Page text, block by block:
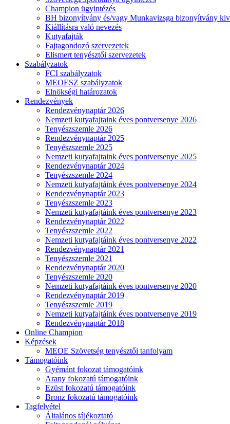
Champion ügyintézés
BH bizonyítvány és/vagy Munkavizsga bizonyítvány
Kiállításra való nevezés
Kutyafajták
Fajtagondozó szervezetek
Elismert tenyésztői szervezetek
Szabályzatok
FCI szabályzatok
MEOESZ szabályzatok
Elnökségi határozatok
Rendezvények
Rendezvénynaptár 2026
Nemzeti kutyafajtaink éves pontversenye 2026
Tenyészszemle 2026
Rendezvénynaptár 2025
Tenyészszemle 2025
Nemzeti kutyafajtaink éves pontversenye 2025
Rendezvénynaptár 2024
Tenyészszemle 2024
Nemzeti kutyafajtáink éves pontversenye 2024
Rendezvénynaptár 2023
Tenyészszemle 2023
Nemzeti kutyafajtáink éves pontversenye 2023
Rendezvénynaptár 2022
Tenyészszemle 2022
Nemzeti kutyafajtáink éves pontversenye 2022
Rendezvénynaptár 2021
Tenyészszemle 2021
Rendezvénynaptár 2020
Tenyészszemle 2020
Nemzeti kutyafajtáink éves pontversenye 2020
Rendezvénynaptár 2019
Tenyészszemle 2019
Nemzeti kutyafajtáink éves pontversenye 2019
Rendezvénynaptár 2018
Online Champion
Képzések
MEOE Szövetség tenyésztői tanfolyam
Támogatóink
Gyémánt fokozat támogatóink
Arany fokozatú támogatóink
Ezüst fokozatú támogatóink
Bronz fokozatú támogatóink
Tagfelvétel
Általános tájékoztató